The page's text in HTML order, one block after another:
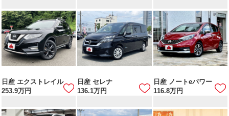
日産 エクストレイル
253.9万円
日産 セレナ
136.1万円
日産 ノートeパワー
116.8万円